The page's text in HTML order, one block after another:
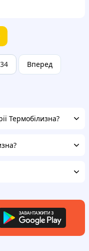
Вперед
Термобілизна?